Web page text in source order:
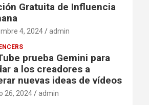
Gratuita de Influencia
4, 2024 admin
prueba Gemini para
a los creadores a
nuevas ideas de vídeos
26, 2024 admin